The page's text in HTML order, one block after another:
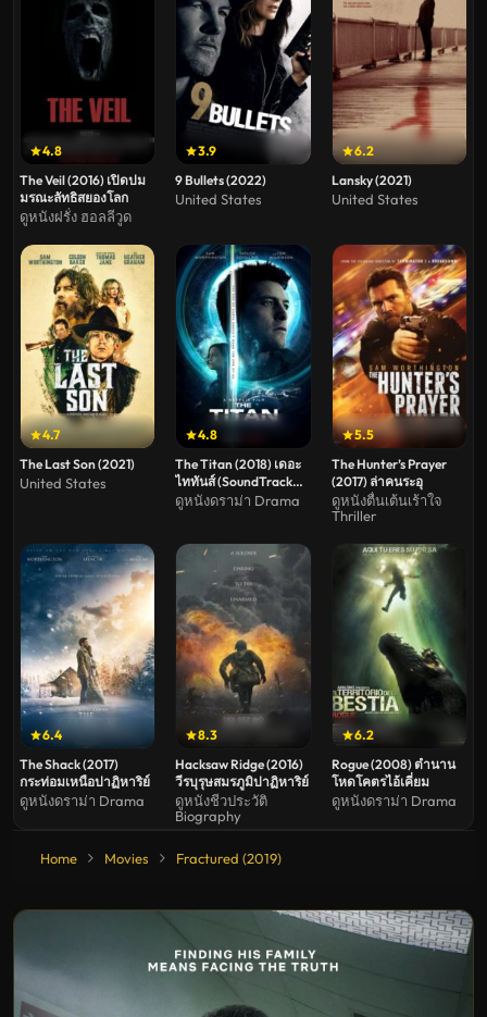
4.8
The Veil (2016) เปิดปม
มรณะลัทธิสยองโลก
ดูหนังฝรั่ง ฮอลลีวูด
3.9
9 Bullets (2022)
United States
6.2
Lansky (2021)
United States
4.7
The Last Son (2021)
United States
4.8
The Titan (2018) เดอะ
ไททันส์ (SoundTrack
ซับไทย)
ดูหนังดราม่า Drama
5.5
The Hunter’s Prayer
(2017) ล่าคนระอุ
ดูหนังตื่นเต้นเร้าใจ
Thriller
6.4
The Shack (2017)
กระท่อมเหนือปาฏิหาริย์
ดูหนังดราม่า Drama
8.3
Hacksaw Ridge (2016)
วีรบุรุษสมรภูมิปาฏิหาริย์
ดูหนังชีวประวัติ
Biography
6.2
Rogue (2008) ตำนาน
โหดโคตรไอ้เคี่ยม
ดูหนังดราม่า Drama
Home Movies Fractured (2019)